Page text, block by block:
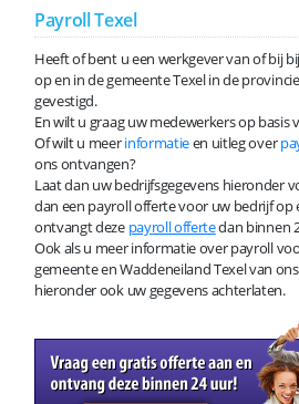
Payroll Texel
Heeft of bent u een werkgever van of bij
op en in de gemeente Texel in de provincie
gevestigd.
En wilt u graag uw medewerkers op basis
Of wilt u meerinformatieen uitleg over
ons ontvangen?
Laat dan uw bedrijfsgegevens hieronder
dan een payroll offerte voor uw bedrijf op
ontvangt deze payroll offertedan binnen
Ook als u meer informatie over payroll
gemeente en Waddeneiland Texel van
hieronder ook uw gegevens achterlaten.